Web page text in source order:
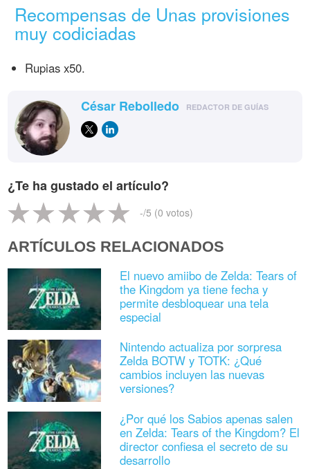
Recompensas de Unas provisiones
muy codiciadas
Rupias x50.
César Rebolledo REDACTOR DE GUÍAS
¿Te ha gustado el artículo?
-/5 (0 votos)
ARTÍCULOS RELACIONADOS
El nuevo amiibo de Zelda: Tears of
the Kingdom ya tiene fecha y
permite desbloquear una tela
especial
Nintendo actualiza por sorpresa
Zelda BOTW y TOTK: ¿Qué
cambios incluyen las nuevas
versiones?
¿Por qué los Sabios apenas salen
en Zelda: Tears of the Kingdom? El
director confiesa el secreto de su
desarrollo